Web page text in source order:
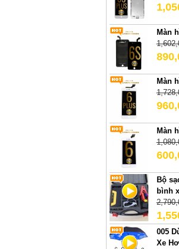
Màn
Màn
Màn
Bộ
bình
005
Xe